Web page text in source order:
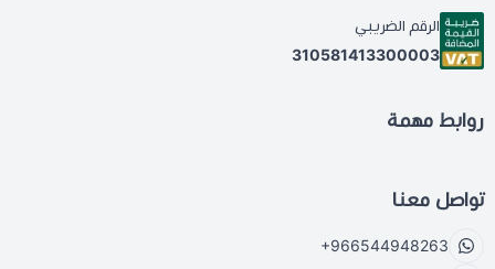
الرقم الضريبي
310581413300003
روابط مهمة
تواصل معنا
+966544948263